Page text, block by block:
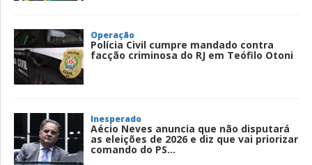
Operação
Polícia Civil cumpre mandado contra
facção criminosa do RJ em Teófilo Otoni
Inesperado
Aécio Neves anuncia que não disputará
as eleições de 2026 e diz que vai priorizar
comando do PS...